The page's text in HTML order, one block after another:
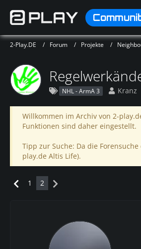
2-Play.DE Forum Projekte
NHL - ArmA 3 Kranz
Willkommen im Archiv von 2-
Funktionen sind daher eingestellt.
Tipp zur Suche: Da die
play.de Altis Life).
1 2